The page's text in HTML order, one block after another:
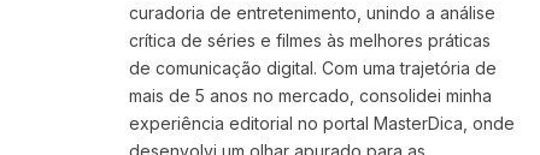
curadoria de entretenimento, unindo a análise
crítica de séries e filmes às melhores práticas
de comunicação digital. Com uma trajetória de
mais de 5 anos no mercado, consolidei minha
experiência editorial no portal MasterDica, onde
desenvolvi um olhar apurado para as